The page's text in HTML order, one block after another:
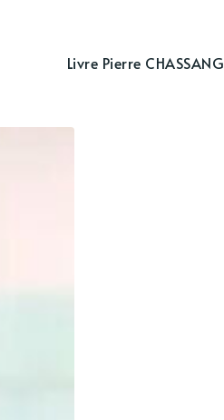
Livre Pierre CHASSANG